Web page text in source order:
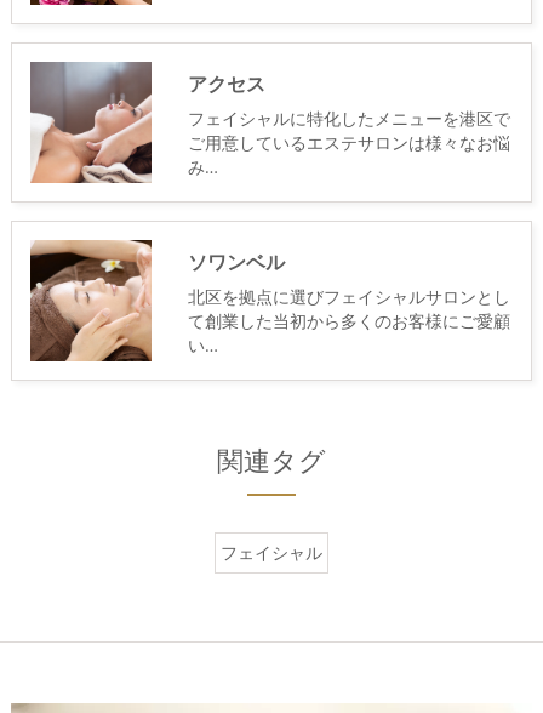
アクセス
フェイシャルに特化したメニューを港区で
ご用意しているエステサロンは様々なお悩
み…
ソワンベル
北区を拠点に選びフェイシャルサロンとし
て創業した当初から多くのお客様にご愛顧
い…
関連タグ
フェイシャル